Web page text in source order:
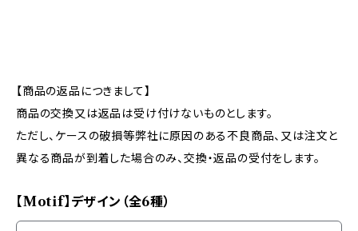
【商品の返品につきまして】
商品の交換又は返品は受け付けないものとします。
ただし、ケースの破損等弊社に原因のある不良商品、又は注文と
異なる商品が到着した場合のみ、交換・返品の受付をします。
【Motif】デザイン（全6種）